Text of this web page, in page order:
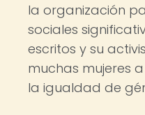
la organización
sociales
escritos y su
muchas mujeres
la igualdad de